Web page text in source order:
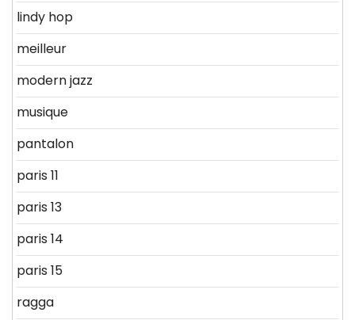
lindy hop
meilleur
modern jazz
musique
pantalon
paris 11
paris 13
paris 14
paris 15
ragga